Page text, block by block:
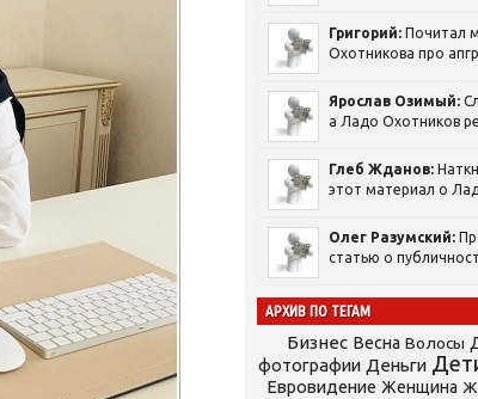
Григорий: Почитал
Охотникова про
Ярослав Озимый:
а Ладо Охотников
Глеб Жданов:
этот материал о
Олег Разумский:
статью о
АРХИВ ПО ТЕГАМ
Бизнес Весна Волосы
фотографии Деньги
Евровидение Женщина